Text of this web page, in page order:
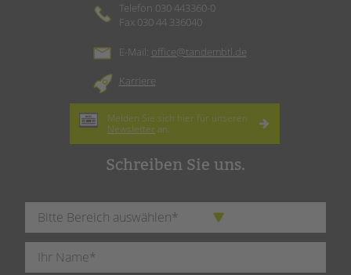
Telefon 030 443360-0
Fax 030 44 336040
E-Mail: office@tandembtl.de
Karriere
Melden Sie sich hier für unseren
Newsletter an.
Schreiben Sie uns.